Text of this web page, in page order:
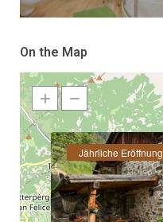
On the Map
Jährliche Eröffnung